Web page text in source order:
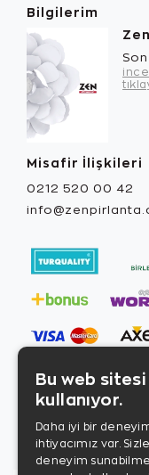
Bilgilerim
Son
Misafir İlişkileri
0212 520 00 42
Bu web
kullanıyor.
Daha iyi bir
ihtiyacımız var.
deneyim